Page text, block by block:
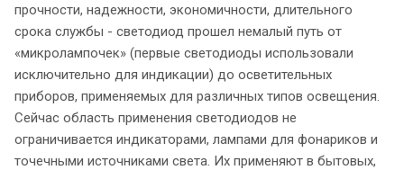
прочности, надежности, экономичности, длительного
срока службы - светодиод прошел немалый путь от
«микролампочек» (первые светодиоды использовали
исключительно для индикации) до осветительных
приборов, применяемых для различных типов освещения.
Сейчас область применения светодиодов не
ограничивается индикаторами, лампами для фонариков и
точечными источниками света. Их применяют в бытовых,